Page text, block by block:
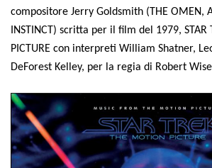
compositore Jerry Goldsmith (THE OMEN,
INSTINCT) scritta per il film del 1979, STAR
PICTURE con interpreti William Shatner,
DeForest Kelley, per la regia di Robert